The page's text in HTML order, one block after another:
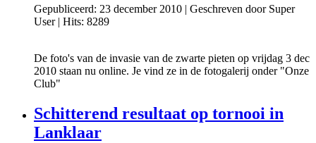
Gepubliceerd: 23 december 2010 | Geschreven door Super
User| Hits: 8289
De foto's van de invasie van de zwarte pieten op vrijdag 3 dec
2010 staan nu online. Je vind ze in de fotogalerij onder "Onze
Club"
Schitterend resultaat op tornooi in
Lanklaar